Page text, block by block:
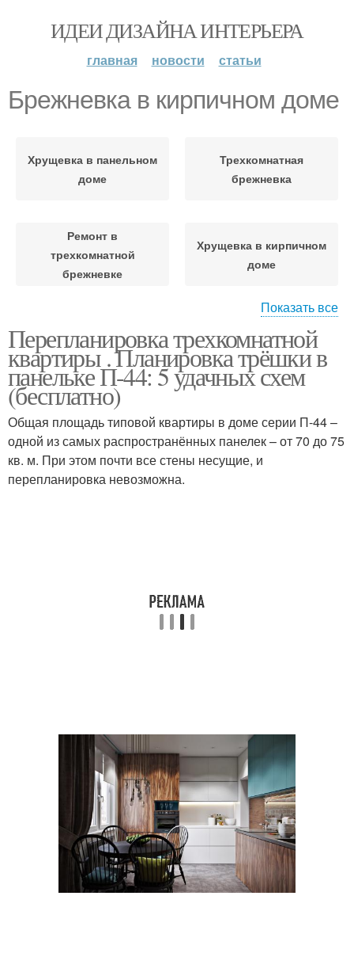
ИДЕИ ДИЗАЙНА ИНТЕРЬЕРА
главная новости статьи
Брежневка в кирпичном доме
Хрущевка в панельном
доме
Трехкомнатная
брежневка
Ремонт в
трехкомнатной
брежневке
Хрущевка в кирпичном
доме
Квартиры в доме
Показать все
Перепланировка трехкомнатной
квартиры . Планировка трёшки в
панельке П-44: 5 удачных схем
(бесплатно)
Общая площадь типовой квартиры в доме серии П-44 –
одной из самых распространённых панелек – от 70 до 75
кв. м. При этом почти все стены несущие, и
перепланировка невозможна.